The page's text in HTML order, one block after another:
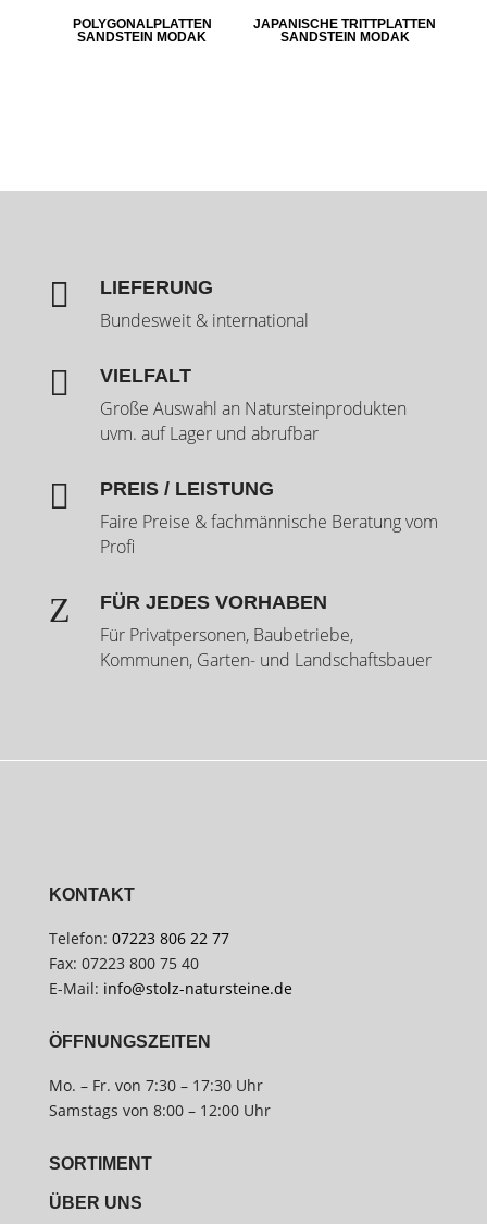
POLYGONALPLATTEN
SANDSTEIN MODAK
JAPANISCHE TRITTPLATTEN
SANDSTEIN MODAK
 LIEFERUNG
Bundesweit & international
 VIELFALT
Große Auswahl an Natursteinprodukten
uvm. auf Lager und abrufbar
 PREIS / LEISTUNG
Faire Preise & fachmännische Beratung vom
Profi
Z FÜR JEDES VORHABEN
Für Privatpersonen, Baubetriebe,
Kommunen, Garten- und Landschaftsbauer
KONTAKT
Telefon: 07223 806 22 77
Fax: 07223 800 75 40
E-Mail: info@stolz-natursteine.de
ÖFFNUNGSZEITEN
Mo. – Fr. von 7:30 – 17:30 Uhr
Samstags von 8:00 – 12:00 Uhr
SORTIMENT
ÜBER UNS